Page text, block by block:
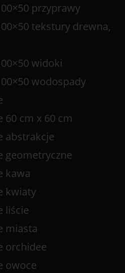
przyprawy
tekstury drewna,
widoki
wodospady
60 cm x 60 cm
abstrakcje
geometryczne
kawa
kwiaty
liście
miasta
orchidee
owoce